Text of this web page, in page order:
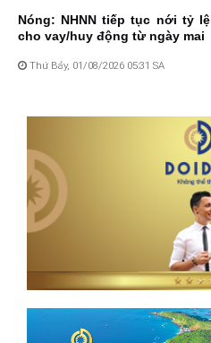
Nóng: NHNN tiếp tục nới tỷ lệ
cho vay/huy động từ ngày mai
Thứ Bảy, 01/08/2026 05:31 SA